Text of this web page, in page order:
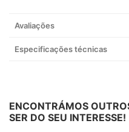
Avaliações
Especificações técnicas
ENCONTRÁMOS
SER DO SEU INTERESSE!